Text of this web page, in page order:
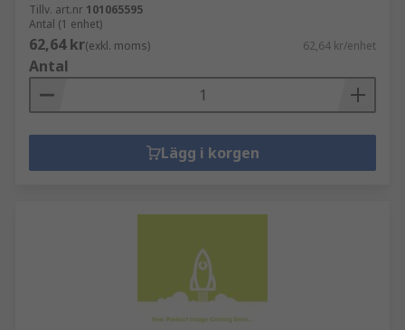
Tillv. art.nr 101065595
Antal (1 enhet)
62,64 kr(exkl. moms) 62,64 kr/enhet
Antal
Lägg i korgen